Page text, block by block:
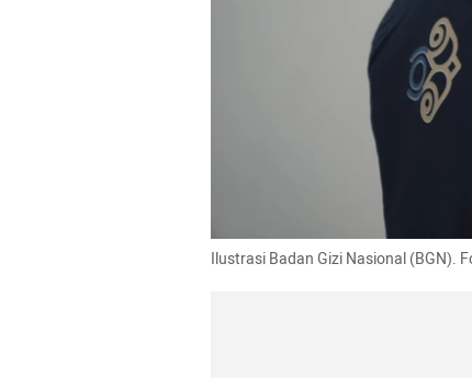
Ilustrasi Badan Gizi Nasional (BGN).